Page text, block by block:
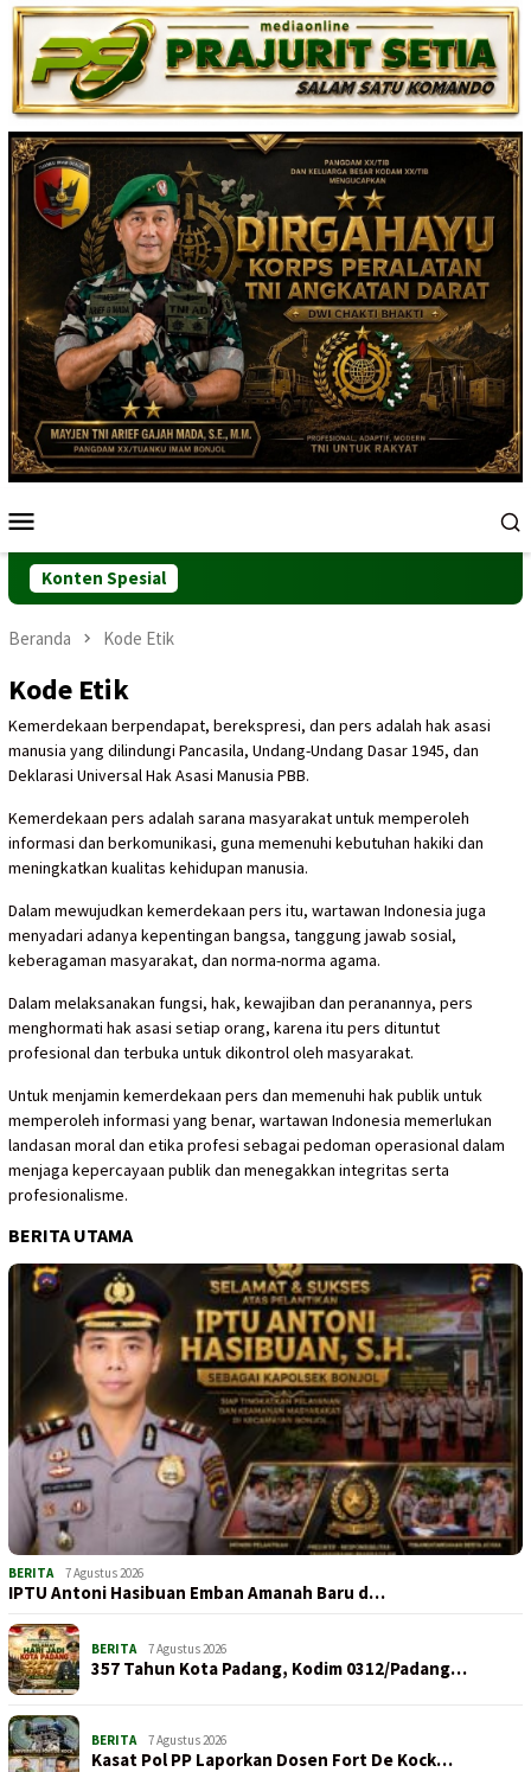
Loncat
ke
konten
Mobile
Konten Spesial
Beranda Kode Etik
Kode Etik
Kemerdekaan berpendapat, berekspresi, dan pers adalah hak asasi
manusia yang dilindungi Pancasila, Undang-Undang Dasar 1945, dan
Deklarasi Universal Hak Asasi Manusia PBB.
Kemerdekaan pers adalah sarana masyarakat untuk memperoleh
informasi dan berkomunikasi, guna memenuhi kebutuhan hakiki dan
meningkatkan kualitas kehidupan manusia.
Dalam mewujudkan kemerdekaan pers itu, wartawan Indonesia juga
menyadari adanya kepentingan bangsa, tanggung jawab sosial,
keberagaman masyarakat, dan norma-norma agama.
Dalam melaksanakan fungsi, hak, kewajiban dan peranannya, pers
menghormati hak asasi setiap orang, karena itu pers dituntut
profesional dan terbuka untuk dikontrol oleh masyarakat.
Untuk menjamin kemerdekaan pers dan memenuhi hak publik untuk
memperoleh informasi yang benar, wartawan Indonesia memerlukan
landasan moral dan etika profesi sebagai pedoman operasional dalam
menjaga kepercayaan publik dan menegakkan integritas serta
profesionalisme.
BERITA UTAMA
BERITA 7 Agustus 2026
IPTU Antoni Hasibuan Emban Amanah Baru d…
BERITA 7 Agustus 2026
357 Tahun Kota Padang, Kodim 0312/Padang…
BERITA 7 Agustus 2026
Kasat Pol PP Laporkan Dosen Fort De Kock…